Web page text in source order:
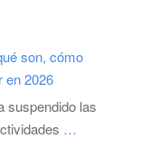
son, cómo
en 2026
suspendido las
…